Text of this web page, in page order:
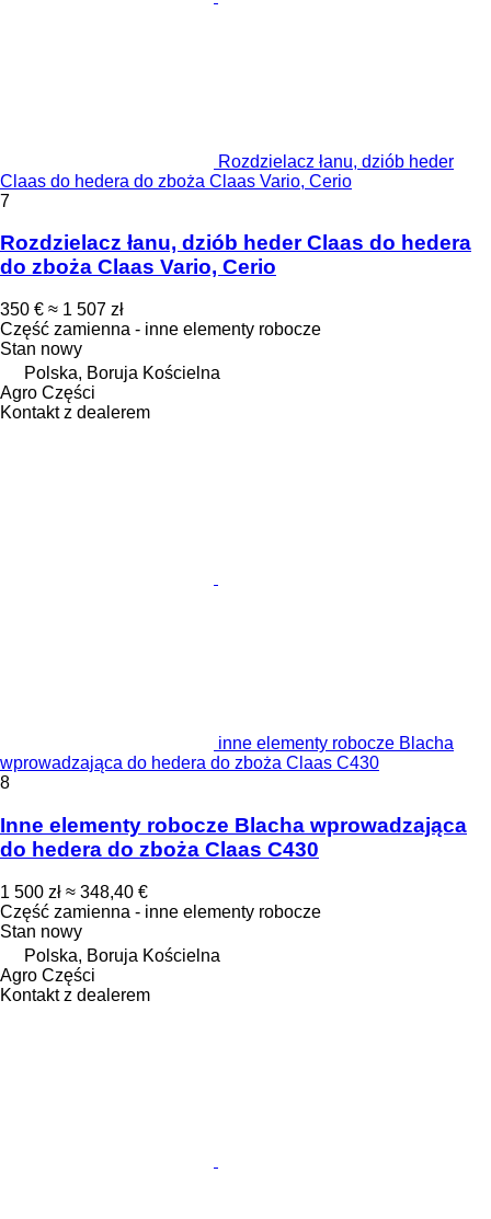
Rozdzielacz łanu, dziób heder
Claas do hedera do zboża Claas Vario, Cerio
7
Rozdzielacz łanu, dziób heder Claas do hedera
do zboża Claas Vario, Cerio
350 € ≈ 1 507 zł
Część zamienna - inne elementy robocze
Stan nowy
Polska, Boruja Kościelna
Agro Części
Kontakt z dealerem
inne elementy robocze Blacha
wprowadzająca do hedera do zboża Claas C430
8
Inne elementy robocze Blacha wprowadzająca
do hedera do zboża Claas C430
1 500 zł ≈ 348,40 €
Część zamienna - inne elementy robocze
Stan nowy
Polska, Boruja Kościelna
Agro Części
Kontakt z dealerem